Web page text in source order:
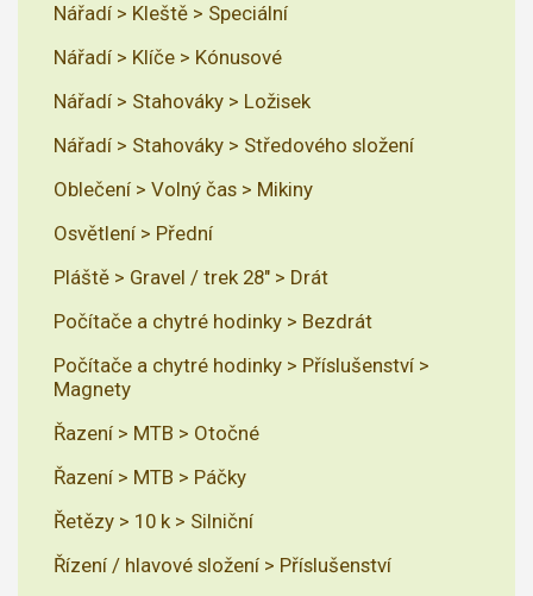
Nářadí > Kleště > Speciální
Nářadí > Klíče > Kónusové
Nářadí > Stahováky > Ložisek
Nářadí > Stahováky > Středového složení
Oblečení > Volný čas > Mikiny
Osvětlení > Přední
Pláště > Gravel / trek 28" > Drát
Počítače a chytré hodinky > Bezdrát
Počítače a chytré hodinky > Příslušenství >
Magnety
Řazení > MTB > Otočné
Řazení > MTB > Páčky
Řetězy > 10 k > Silniční
Řízení / hlavové složení > Příslušenství